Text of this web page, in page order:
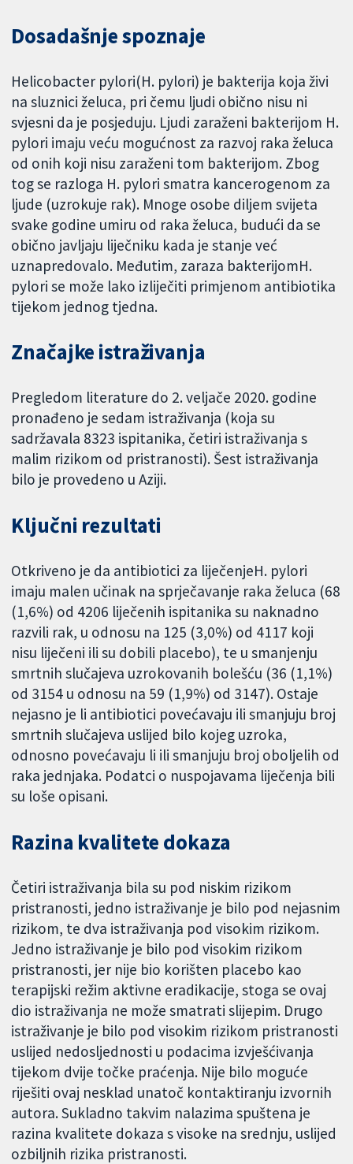
Dosadašnje spoznaje
Helicobacter pylori(H. pylori) je bakterija koja živi
na sluznici želuca, pri čemu ljudi obično nisu ni
svjesni da je posjeduju. Ljudi zaraženi bakterijom H.
pylori imaju veću mogućnost za razvoj raka želuca
od onih koji nisu zaraženi tom bakterijom. Zbog
tog se razloga H. pylori smatra kancerogenom za
ljude (uzrokuje rak). Mnoge osobe diljem svijeta
svake godine umiru od raka želuca, budući da se
obično javljaju liječniku kada je stanje već
uznapredovalo. Međutim, zaraza bakterijomH.
pylori se može lako izliječiti primjenom antibiotika
tijekom jednog tjedna.
Značajke istraživanja
Pregledom literature do 2. veljače 2020. godine
pronađeno je sedam istraživanja (koja su
sadržavala 8323 ispitanika, četiri istraživanja s
malim rizikom od pristranosti). Šest istraživanja
bilo je provedeno u Aziji.
Ključni rezultati
Otkriveno je da antibiotici za liječenjeH. pylori
imaju malen učinak na sprječavanje raka želuca (68
(1,6%) od 4206 liječenih ispitanika su naknadno
razvili rak, u odnosu na 125 (3,0%) od 4117 koji
nisu liječeni ili su dobili placebo), te u smanjenju
smrtnih slučajeva uzrokovanih bolešću (36 (1,1%)
od 3154 u odnosu na 59 (1,9%) od 3147). Ostaje
nejasno je li antibiotici povećavaju ili smanjuju broj
smrtnih slučajeva uslijed bilo kojeg uzroka,
odnosno povećavaju li ili smanjuju broj oboljelih od
raka jednjaka. Podatci o nuspojavama liječenja bili
su loše opisani.
Razina kvalitete dokaza
Četiri istraživanja bila su pod niskim rizikom
pristranosti, jedno istraživanje je bilo pod nejasnim
rizikom, te dva istraživanja pod visokim rizikom.
Jedno istraživanje je bilo pod visokim rizikom
pristranosti, jer nije bio korišten placebo kao
terapijski režim aktivne eradikacije, stoga se ovaj
dio istraživanja ne može smatrati slijepim. Drugo
istraživanje je bilo pod visokim rizikom pristranosti
uslijed nedosljednosti u podacima izvješćivanja
tijekom dvije točke praćenja. Nije bilo moguće
riješiti ovaj nesklad unatoč kontaktiranju izvornih
autora. Sukladno takvim nalazima spuštena je
razina kvalitete dokaza s visoke na srednju, uslijed
ozbiljnih rizika pristranosti.